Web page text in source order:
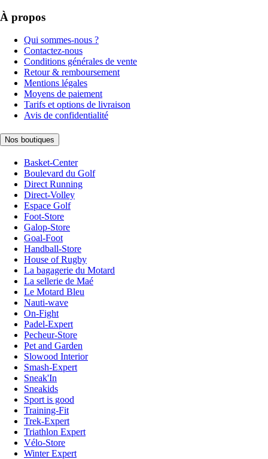
À propos
Qui sommes-nous ?
Contactez-nous
Conditions générales de vente
Retour & remboursement
Mentions légales
Moyens de paiement
Tarifs et options de livraison
Avis de confidentialité
Nos boutiques
Basket-Center
Boulevard du Golf
Direct Running
Direct-Volley
Espace Golf
Foot-Store
Galop-Store
Goal-Foot
Handball-Store
House of Rugby
La bagagerie du Motard
La sellerie de Maé
Le Motard Bleu
Nauti-wave
On-Fight
Padel-Expert
Pecheur-Store
Pet and Garden
Slowood Interior
Smash-Expert
Sneak'In
Sneakids
Sport is good
Training-Fit
Trek-Expert
Triathlon Expert
Vélo-Store
Winter Expert